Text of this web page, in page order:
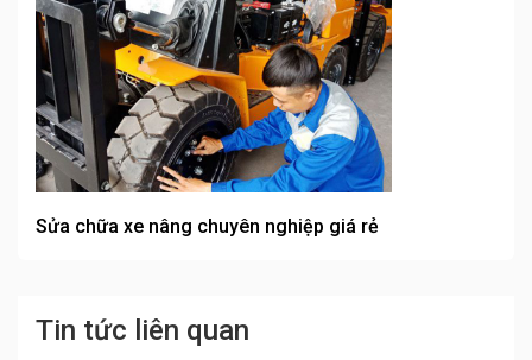
Sửa chữa xe nâng chuyên nghiệp giá rẻ
Tin tức liên quan